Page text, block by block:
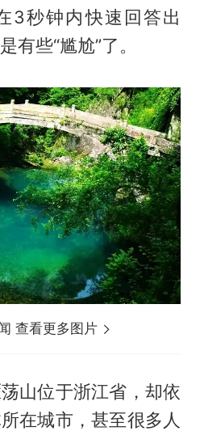
3秒钟内快速回答出
有些“尴尬”了。
查看更多图片
山位于浙江省，却依
在城市，甚至很多人